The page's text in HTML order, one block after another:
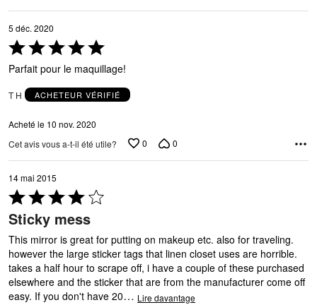
5 déc. 2020
Coté
5 sur
5
Parfait pour le maquillage!
T H ACHETEUR VÉRIFIÉ
Acheté le 10 nov. 2020
Cet avis vous a-t-il été utile?
0 0
14 mai 2015
Coté
4 sur
5
Sticky mess
This mirror is great for putting on makeup etc. also for traveling.
however the large sticker tags that linen closet uses are horrible.
takes a half hour to scrape off, i have a couple of these purchased
elsewhere and the sticker that are from the manufacturer come off
easy. If you don't have 20… Lire davantage